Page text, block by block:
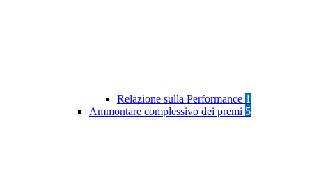
Relazione sulla Performance 1
Ammontare complessivo dei premi 5